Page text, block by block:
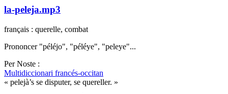
la-peleja.mp3
français : querelle, combat
Prononcer "péléjo", "péléye", "peleye"...
Per Noste :
Multidiccionari francés-occitan
« pelejà’s se disputer, se quereller. »